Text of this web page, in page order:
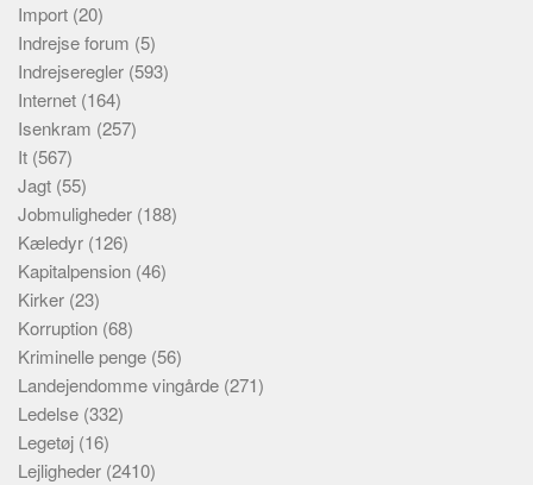
Import (20)
Indrejse forum (5)
Indrejseregler (593)
Internet (164)
Isenkram (257)
It (567)
Jagt (55)
Jobmuligheder (188)
Kæledyr (126)
Kapitalpension (46)
Kirker (23)
Korruption (68)
Kriminelle penge (56)
Landejendomme vingårde (271)
Ledelse (332)
Legetøj (16)
Lejligheder (2410)